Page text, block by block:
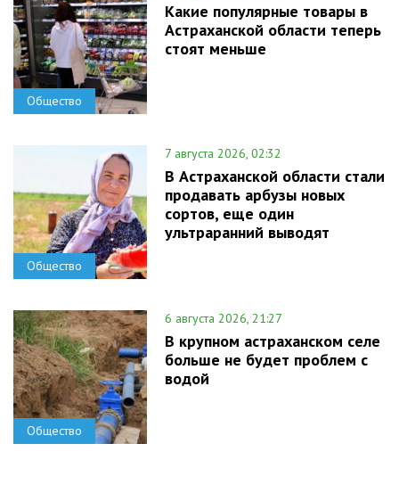
Общество
Какие популярные товары в
Астраханской области теперь
стоят меньше
Общество
7 августа 2026, 02:32
В Астраханской области стали
продавать арбузы новых
сортов, еще один
ультраранний выводят
Общество
6 августа 2026, 21:27
В крупном астраханском селе
больше не будет проблем с
водой